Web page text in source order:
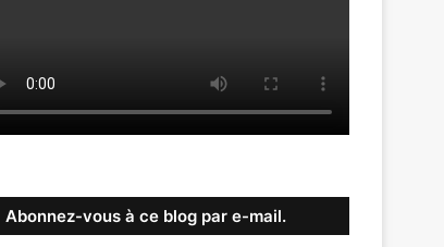
Abonnez-vous à ce blog par e-mail.